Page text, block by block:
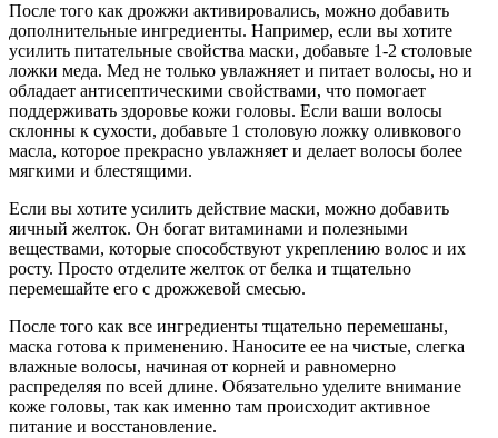
После того как дрожжи активировались, можно добавить
дополнительные ингредиенты. Например, если вы хотите
усилить питательные свойства маски, добавьте 1-2 столовые
ложки меда. Мед не только увлажняет и питает волосы, но и
обладает антисептическими свойствами, что помогает
поддерживать здоровье кожи головы. Если ваши волосы
склонны к сухости, добавьте 1 столовую ложку оливкового
масла, которое прекрасно увлажняет и делает волосы более
мягкими и блестящими.
Если вы хотите усилить действие маски, можно добавить
яичный желток. Он богат витаминами и полезными
веществами, которые способствуют укреплению волос и их
росту. Просто отделите желток от белка и тщательно
перемешайте его с дрожжевой смесью.
После того как все ингредиенты тщательно перемешаны,
маска готова к применению. Наносите ее на чистые, слегка
влажные волосы, начиная от корней и равномерно
распределяя по всей длине. Обязательно уделите внимание
коже головы, так как именно там происходит активное
питание и восстановление.